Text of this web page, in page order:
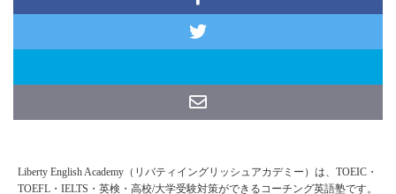
Liberty English Academy（リバティイングリッシュアカデミー）は、TOEIC・
TOEFL・IELTS・英検・高校/大学受験対策ができるコーチング英語塾です。